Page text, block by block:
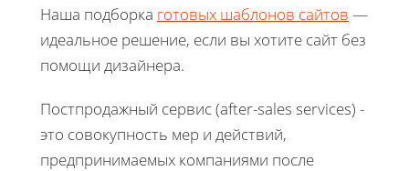
Наша подборка готовых шаблонов сайтов —
идеальное решение, если вы хотите сайт без
помощи дизайнера.
Постпродажный сервис (after-sales services) -
это совокупность мер и действий,
предпринимаемых компаниями после